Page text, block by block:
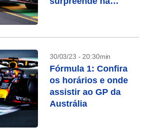
30/03/23 - 20:30min
Fórmula 1: Confira
os horários e onde
assistir ao GP da
Austrália